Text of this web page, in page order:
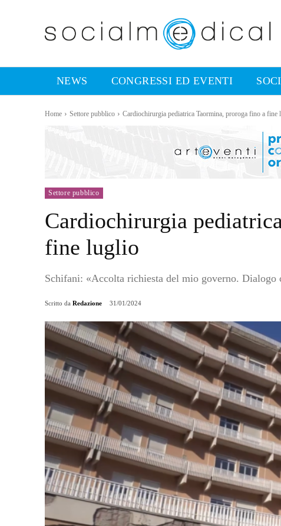
NEWS CONGRESSI ED EVENTI
Home Settore pubblico Cardiochirurgia pediatrica Taormina, proroga fino a fine
Settore pubblico
Cardiochirurgia
fine luglio
Schifani: «Accolta richiesta del mio governo.
Scritto da Redazione 31/01/2024